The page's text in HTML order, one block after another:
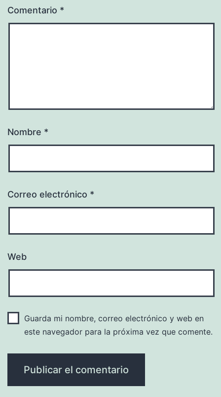
Comentario *
Nombre *
Correo electrónico *
Web
Guarda mi nombre, correo electrónico y web en
este navegador para la próxima vez que comente.